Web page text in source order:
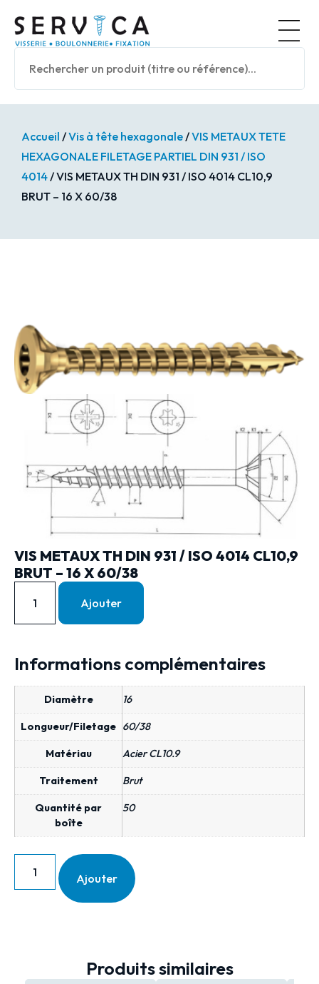
Accueil /Vis à tête hexagonale/VIS METAUX TETE
HEXAGONALE FILETAGE PARTIEL DIN 931 / ISO
4014/ VIS METAUX TH DIN 931 / ISO 4014 CL10,9
BRUT – 16 X 60/38
VIS METAUX TH DIN 931 / ISO 4014 CL10,9
BRUT – 16 X 60/38
Ajouter
Informations complémentaires
Diamètre 16
Longueur/Filetage 60/38
Matériau Acier CL10.9
Traitement Brut
Quantité par
boîte
50
Ajouter
Produits similaires